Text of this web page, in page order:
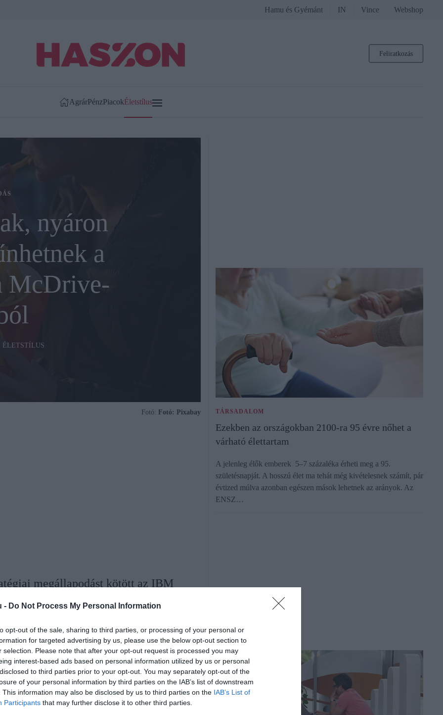
- Do Not Process My Personal Information
opt-out of the sale, sharing to third parties, or processing of your personal or
for targeted advertising by us, please use the below opt-out section to
selection. Please note that after your opt-out request is processed you may
interest-based ads based on personal information utilized by us or personal
to third parties prior to your opt-out. You may separately opt-out of the
of your personal information by third parties on the IAB’s list of downstream
This information may also be disclosed by us to third parties on the IAB’s List of
Participants that may further disclose it to other third parties.
Hamu és Gyémánt IN Vince Webshop
Feliratkozás
AgrárPénzPiacokÉletstílus
nyáron
a
McDrive-
ÉLETSTÍLUS
Fotó: Fotó: Pixabay
megállapodást kötött az IBM
hogy a gyorsétteremlánc autós
segítségével automatizálja.
forrásként a Google Keresőben!
TÁRSADALOM
Ezekben az országokban 2100-ra 95 évre nőhet a
várható élettartam
A jelenleg élők emberek 5–7 százaléka érheti meg a 95.
születésnapját. A hosszú élet ma tehát még kivételesnek számít, pár
évtized múlva azonban egészen mások lehetnek az arányok. Az
ENSZ…